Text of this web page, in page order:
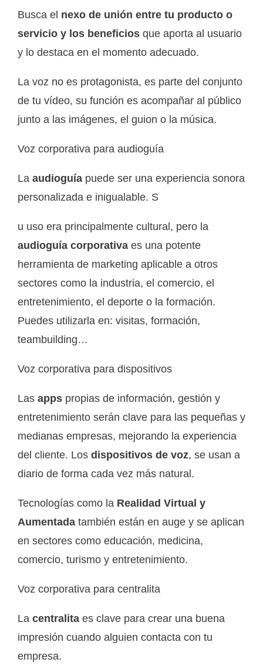
Busca el nexo de unión entre tu producto o
servicio y los beneficios que aporta al usuario
y lo destaca en el momento adecuado.
La voz no es protagonista, es parte del conjunto
de tu vídeo, su función es acompañar al público
junto a las imágenes, el guion o la música.
Voz corporativa para audioguía
La audioguía puede ser una experiencia sonora
personalizada e inigualable. S
u uso era principalmente cultural, pero la
audioguía corporativa es una potente
herramienta de marketing aplicable a otros
sectores como la industria, el comercio, el
entretenimiento, el deporte o la formación.
Puedes utilizarla en: visitas, formación,
teambuilding…
Voz corporativa para dispositivos
Las apps propias de información, gestión y
entretenimiento serán clave para las pequeñas y
medianas empresas, mejorando la experiencia
del cliente. Los dispositivos de voz, se usan a
diario de forma cada vez más natural.
Tecnologías como la Realidad Virtual y
Aumentada también están en auge y se aplican
en sectores como educación, medicina,
comercio, turismo y entretenimiento.
Voz corporativa para centralita
La centralita es clave para crear una buena
impresión cuando alguien contacta con tu
empresa.